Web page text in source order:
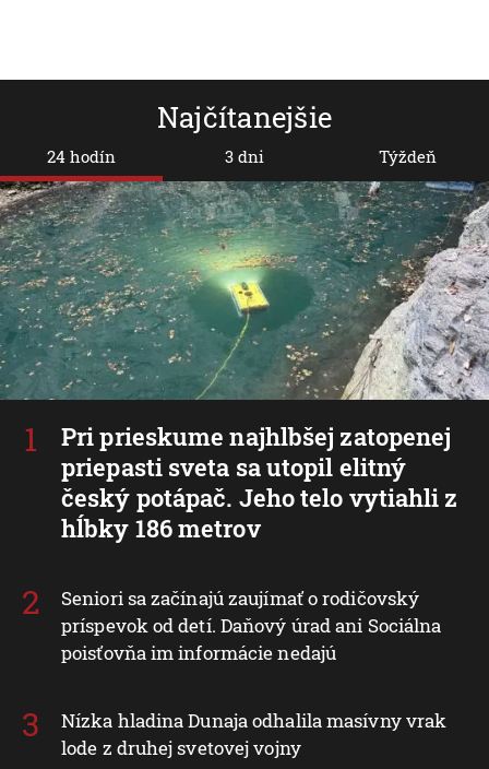
Najčítanejšie
24 hodín
Pri prieskume najhlbšej zatopenej
priepasti sveta sa utopil elitný
český potápač. Jeho telo vytiahli z
hĺbky 186 metrov
Seniori sa začínajú zaujímať o rodičovský
príspevok od detí. Daňový úrad ani Sociálna
poisťovňa im informácie nedajú
Nízka hladina Dunaja odhalila masívny vrak
lode z druhej svetovej vojny
3 dni Týždeň